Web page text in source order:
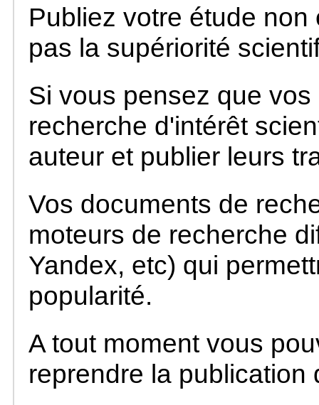
Publiez votre étude
pas la supériorité
Si vous pensez que
recherche d'intérêt
auteur et publier leurs
Vos documents de
moteurs de recherche
Yandex, etc) qui
popularité.
A tout moment vous
reprendre la publication